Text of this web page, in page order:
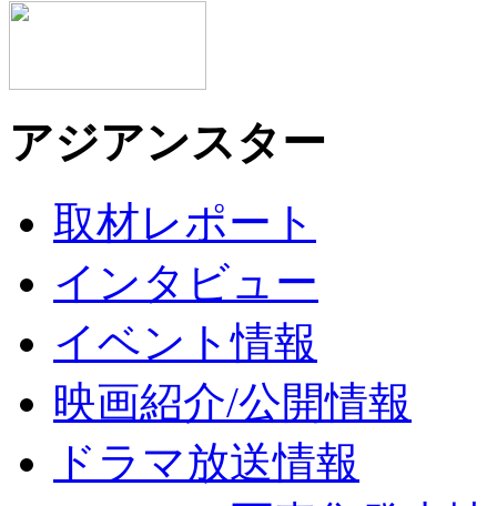
アジアンスター
取材レポート
インタビュー
イベント情報
映画紹介/公開情報
ドラマ放送情報